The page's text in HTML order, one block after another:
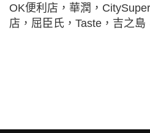
OK便利店，華潤，
店，屈臣氏，Taste，吉之